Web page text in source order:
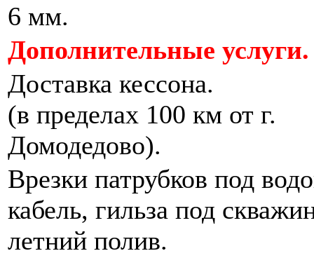
6 мм.
Дополнительные услуги.
Доставка кессона.
(в пределах 100 км от г.
Домодедово).
Врезки патрубков под
кабель, гильза под
летний полив.